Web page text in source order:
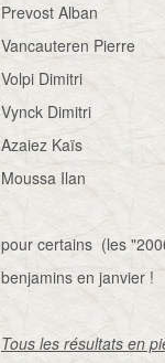
Prevost Alban
Vancauteren Pierre
Volpi Dimitri
Vynck Dimitri
Azaiez Kaïs
Moussa Ilan
pour certains (les
benjamins en janvier !
Tous les résultats en